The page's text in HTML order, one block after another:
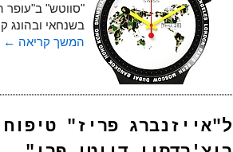
"סווטש" ב"עופר
בשנחאי ובהונג
המשך קריאה ←
ל"אייזנברג פריז"